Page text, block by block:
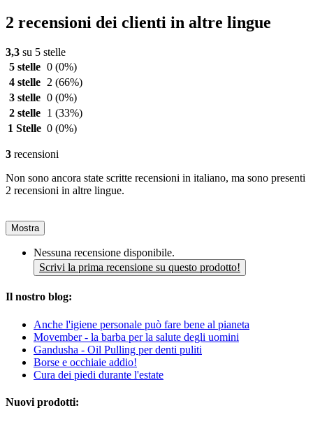
2 recensioni dei clienti in altre lingue
3,3 su 5 stelle
5 stelle 0 (0%)
4 stelle
2 (66%)
3 stelle 0 (0%)
2 stelle
1 (33%)
1 Stelle 0 (0%)
3 recensioni
Non sono ancora state scritte recensioni in italiano, ma sono presenti
2 recensioni in altre lingue.
Mostra
Nessuna recensione disponibile.
Scrivi la prima recensione su questo prodotto!
Il nostro blog:
Anche l'igiene personale può fare bene al pianeta
Movember - la barba per la salute degli uomini
Gandusha - Oil Pulling per denti puliti
Borse e occhiaie addio!
Cura dei piedi durante l'estate
Nuovi prodotti: